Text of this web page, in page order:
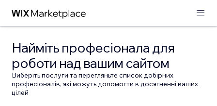
Найміть професіонала для
роботи над вашим сайтом
Виберіть послуги та перегляньте список добірних
професіоналів, які можуть допомогти в досягненні ваших
цілей